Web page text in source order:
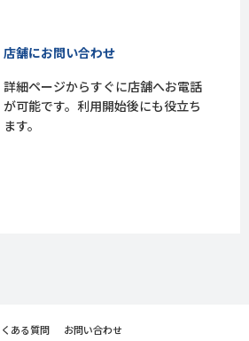
店舗にお問い合わせ
詳細ページからすぐに店舗へお電話
が可能です。利用開始後にも役立ち
ます。
ある質問
お問い合わせ